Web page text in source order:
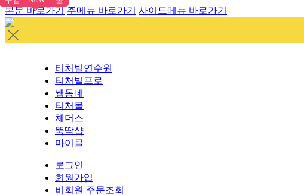
본문 바로가기 주메뉴 바로가기 사이드메뉴 바로가기
티처빌연수원
티처빌프로
쌤동네
티처몰
체더스
뚝딱샵
마이클
로그인
회원가입
비회원 주문조회